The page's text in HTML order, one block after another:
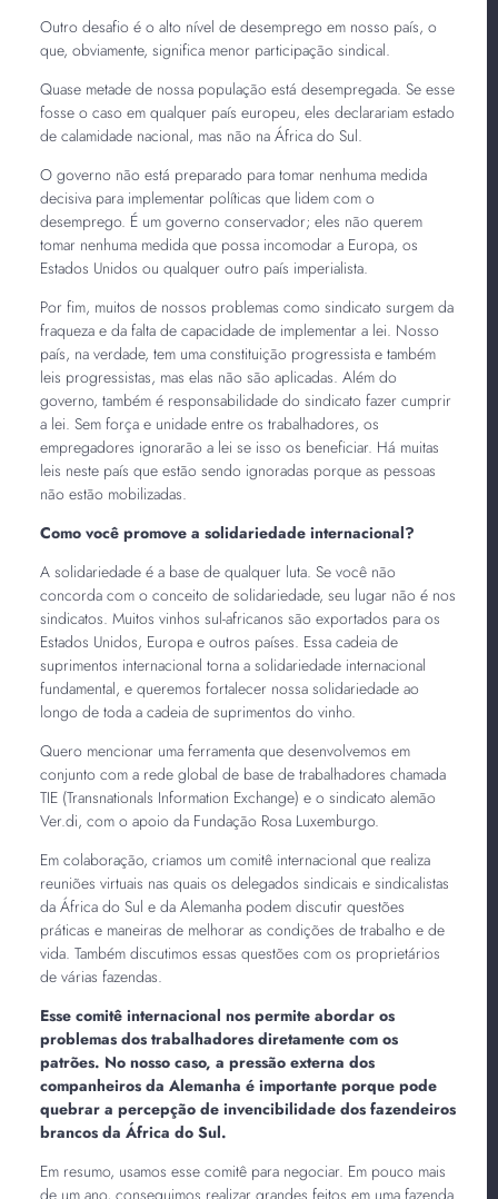
Outro desafio é o alto nível de desemprego em nosso país, o
que, obviamente, significa menor participação sindical.
Quase metade de nossa população está desempregada. Se esse
fosse o caso em qualquer país europeu, eles declarariam estado
de calamidade nacional, mas não na África do Sul.
O governo não está preparado para tomar nenhuma medida
decisiva para implementar políticas que lidem com o
desemprego. É um governo conservador; eles não querem
tomar nenhuma medida que possa incomodar a Europa, os
Estados Unidos ou qualquer outro país imperialista.
Por fim, muitos de nossos problemas como sindicato surgem da
fraqueza e da falta de capacidade de implementar a lei. Nosso
país, na verdade, tem uma constituição progressista e também
leis progressistas, mas elas não são aplicadas. Além do
governo, também é responsabilidade do sindicato fazer cumprir
a lei. Sem força e unidade entre os trabalhadores, os
empregadores ignorarão a lei se isso os beneficiar. Há muitas
leis neste país que estão sendo ignoradas porque as pessoas
não estão mobilizadas.
Como você promove a solidariedade internacional?
A solidariedade é a base de qualquer luta. Se você não
concorda com o conceito de solidariedade, seu lugar não é nos
sindicatos. Muitos vinhos sul-africanos são exportados para os
Estados Unidos, Europa e outros países. Essa cadeia de
suprimentos internacional torna a solidariedade internacional
fundamental, e queremos fortalecer nossa solidariedade ao
longo de toda a cadeia de suprimentos do vinho.
Quero mencionar uma ferramenta que desenvolvemos em
conjunto com a rede global de base de trabalhadores chamada
TIE (Transnationals Information Exchange) e o sindicato alemão
Ver.di, com o apoio da Fundação Rosa Luxemburgo.
Em colaboração, criamos um comitê internacional que realiza
reuniões virtuais nas quais os delegados sindicais e sindicalistas
da África do Sul e da Alemanha podem discutir questões
práticas e maneiras de melhorar as condições de trabalho e de
vida. Também discutimos essas questões com os proprietários
de várias fazendas.
Esse comitê internacional nos permite abordar os
problemas dos trabalhadores diretamente com os
patrões. No nosso caso, a pressão externa dos
companheiros da Alemanha é importante porque pode
quebrar a percepção de invencibilidade dos fazendeiros
brancos da África do Sul.
Em resumo, usamos esse comitê para negociar. Em pouco mais
de um ano, conseguimos realizar grandes feitos em uma fazenda